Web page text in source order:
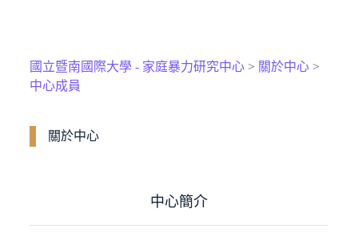
國立暨南國際大學 - 家庭暴力研究中心> 關於中心>
中心成員
關於中心
中心簡介